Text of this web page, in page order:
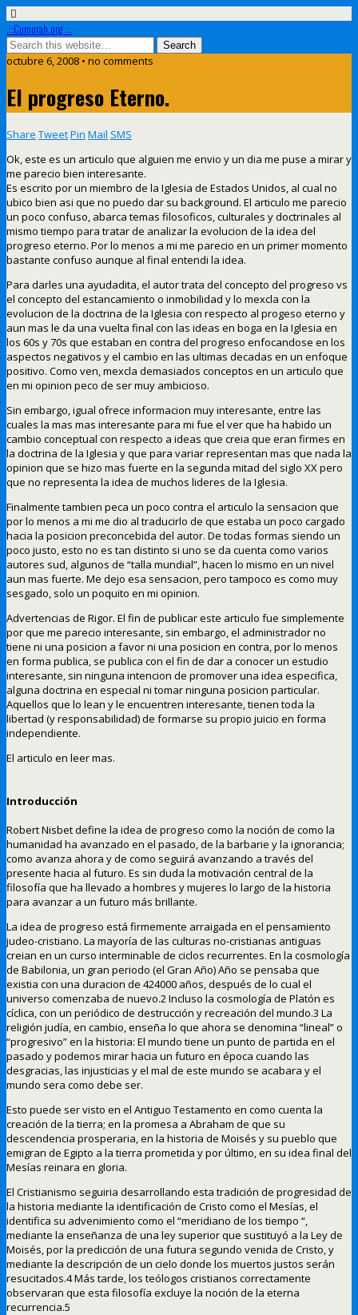
.::Cumorah.org ::.
octubre 6, 2008 • no comments
El progreso Eterno.
Share TweetPin Mail SMS
Ok, este es un articulo que alguien me envio y un dia me puse a mirar y
me parecio bien interesante.
Es escrito por un miembro de la Iglesia de Estados Unidos, al cual no
ubico bien asi que no puedo dar su background. El articulo me parecio
un poco confuso, abarca temas filosoficos, culturales y doctrinales al
mismo tiempo para tratar de analizar la evolucion de la idea del
progreso eterno. Por lo menos a mi me parecio en un primer momento
bastante confuso aunque al final entendi la idea.
Para darles una ayudadita, el autor trata del concepto del progreso vs
el concepto del estancamiento o inmobilidad y lo mexcla con la
evolucion de la doctrina de la Iglesia con respecto al progeso eterno y
aun mas le da una vuelta final con las ideas en boga en la Iglesia en
los 60s y 70s que estaban en contra del progreso enfocandose en los
aspectos negativos y el cambio en las ultimas decadas en un enfoque
positivo. Como ven, mexcla demasiados conceptos en un articulo que
en mi opinion peco de ser muy ambicioso.
Sin embargo, igual ofrece informacion muy interesante, entre las
cuales la mas mas interesante para mi fue el ver que ha habido un
cambio conceptual con respecto a ideas que creia que eran firmes en
la doctrina de la Iglesia y que para variar representan mas que nada la
opinion que se hizo mas fuerte en la segunda mitad del siglo XX pero
que no representa la idea de muchos lideres de la Iglesia.
Finalmente tambien peca un poco contra el articulo la sensacion que
por lo menos a mi me dio al traducirlo de que estaba un poco cargado
hacia la posicion preconcebida del autor. De todas formas siendo un
poco justo, esto no es tan distinto si uno se da cuenta como varios
autores sud, algunos de “talla mundial”, hacen lo mismo en un nivel
aun mas fuerte. Me dejo esa sensacion, pero tampoco es como muy
sesgado, solo un poquito en mi opinion.
Advertencias de Rigor. El fin de publicar este articulo fue simplemente
por que me parecio interesante, sin embargo, el administrador no
tiene ni una posicion a favor ni una posicion en contra, por lo menos
en forma publica, se publica con el fin de dar a conocer un estudio
interesante, sin ninguna intencion de promover una idea especifica,
alguna doctrina en especial ni tomar ninguna posicion particular.
Aquellos que lo lean y le encuentren interesante, tienen toda la
libertad (y responsabilidad) de formarse su propio juicio en forma
independiente.
El articulo en leer mas.
Introducción
Robert Nisbet define la idea de progreso como la noción de como la
humanidad ha avanzado en el pasado, de la barbarie y la ignorancia;
como avanza ahora y de como seguirá avanzando a través del
presente hacia al futuro. Es sin duda la motivación central de la
filosofía que ha llevado a hombres y mujeres lo largo de la historia
para avanzar a un futuro más brillante.
La idea de progreso está firmemente arraigada en el pensamiento
judeo-cristiano. La mayoría de las culturas no-cristianas antiguas
creian en un curso interminable de ciclos recurrentes. En la cosmología
de Babilonia, un gran periodo (el Gran Año) Año se pensaba que
existia con una duracion de 424000 años, después de lo cual el
universo comenzaba de nuevo.2 Incluso la cosmología de Platón es
cíclica, con un periódico de destrucción y recreación del mundo.3 La
religión judía, en cambio, enseña lo que ahora se denomina “lineal” o
“progresivo” en la historia: El mundo tiene un punto de partida en el
pasado y podemos mirar hacia un futuro en época cuando las
desgracias, las injusticias y el mal de este mundo se acabara y el
mundo sera como debe ser.
Esto puede ser visto en el Antiguo Testamento en como cuenta la
creación de la tierra; en la promesa a Abraham de que su
descendencia prosperaria, en la historia de Moisés y su pueblo que
emigran de Egipto a la tierra prometida y por último, en su idea final del
Mesías reinara en gloria.
El Cristianismo seguiria desarrollando esta tradición de progresidad de
la historia mediante la identificación de Cristo como el Mesías, el
identifica su advenimiento como el “meridiano de los tiempo “,
mediante la enseñanza de una ley superior que sustituyó a la Ley de
Moisés, por la predicción de una futura segundo venida de Cristo, y
mediante la descripción de un cielo donde los muertos justos serán
resucitados.4 Más tarde, los teólogos cristianos correctamente
observaran que esta filosofía excluye la noción de la eterna
recurrencia.5